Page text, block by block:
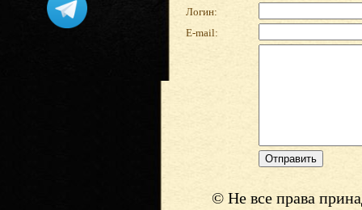
Логин:
E-mail:
© Не все права